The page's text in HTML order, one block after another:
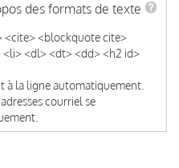
des formats de texte
<cite> <blockquote cite>
<dl> <dt> <dd> <h2 id>
à la ligne automatiquement.
courriel se